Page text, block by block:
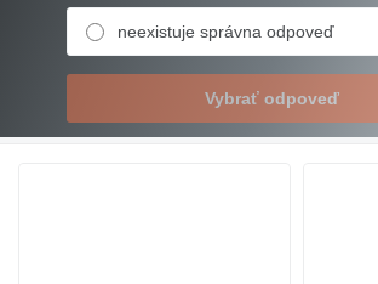
neexistuje správna odpoveď
Vybrať odpoveď